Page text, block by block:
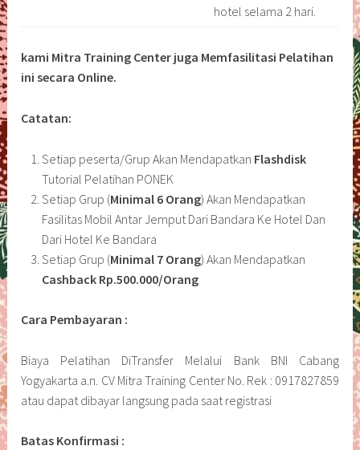
hotel selama 2 hari.
kami Mitra Training Center juga Memfasilitasi Pelatihan
ini secara Online.
Catatan:
Setiap peserta/Grup Akan Mendapatkan Flashdisk
Tutorial Pelatihan PONEK
Setiap Grup (Minimal 6 Orang) Akan Mendapatkan
Fasilitas Mobil Antar Jemput Dari Bandara Ke Hotel Dan
Dari Hotel Ke Bandara
Setiap Grup (Minimal 7 Orang) Akan Mendapatkan
Cashback Rp.500.000/Orang
Cara Pembayaran :
Biaya Pelatihan DiTransfer Melalui Bank BNI Cabang
Yogyakarta a.n. CV Mitra Training Center No. Rek : 0917827859
atau dapat dibayar langsung pada saat registrasi
Batas Konfirmasi :